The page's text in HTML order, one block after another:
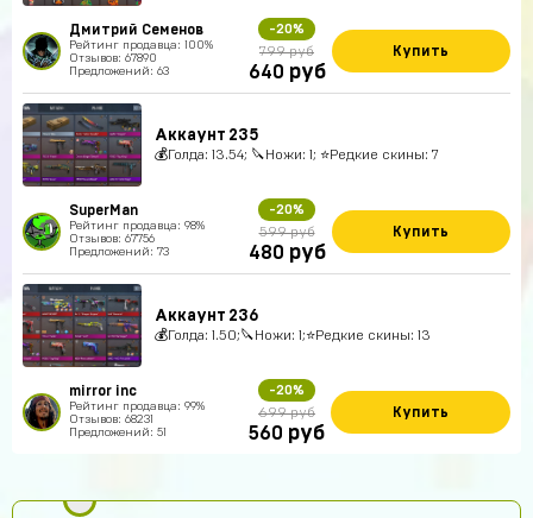
Дмитрий Семенов
Рейтинг продавца: 100%
Отзывов: 67890
Предложений: 63
-20%
799 руб
640 руб
Купить
Аккаунт 235
💰Голда: 13.54; 🔪Ножи: 1; ⭐️Редкие скины: 7
SuperMan
Рейтинг продавца: 98%
Отзывов: 67756
Предложений: 73
-20%
599 руб
480 руб
Купить
Аккаунт 236
💰Голда: 1.50;🔪Ножи: 1;⭐️Редкие скины: 13
mirror inc
Рейтинг продавца: 99%
Отзывов: 68231
Предложений: 51
-20%
699 руб
560 руб
Купить